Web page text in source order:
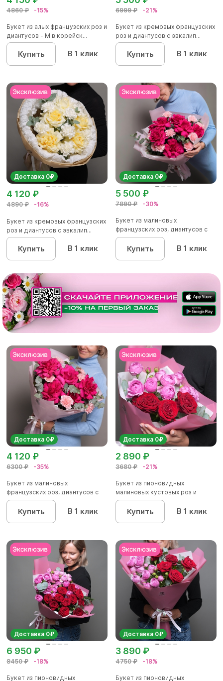
4860 ₽ -15%
Букет из алых французских роз и
диантусов - M в корейск...
Купить В 1 клик
6999 ₽ -21%
Букет из кремовых французских
роз и диантусов с эвкалип...
Купить В 1 клик
Доставка 0₽
4890 ₽ -16%
4 120 ₽
Букет из кремовых французских
роз и диантусов с эвкалип...
Купить В 1 клик
Доставка 0₽
7890 ₽ -30%
5 500 ₽
Букет из малиновых
французских роз, диантусов с
эвкалип...
Купить В 1 клик
Доставка 0₽
6300 ₽ -35%
4 120 ₽
Букет из малиновых
французских роз, диантусов с
эвкалип...
Купить В 1 клик
Доставка 0₽
3680 ₽ -21%
2 890 ₽
Букет из пионовидных
малиновых кустовых роз и
красных р...
Купить В 1 клик
Доставка 0₽
8450 ₽ -18%
6 950 ₽
Букет из пионовидных
Доставка 0₽
4750 ₽ -18%
3 890 ₽
Букет из пионовидных